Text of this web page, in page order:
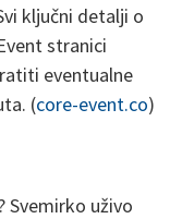
ključni detalji o
stranici
eventualne
(core-event.co)
Svemirko uživo